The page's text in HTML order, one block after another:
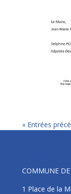
« Entrées
COMMUNE DE
1 Place de la